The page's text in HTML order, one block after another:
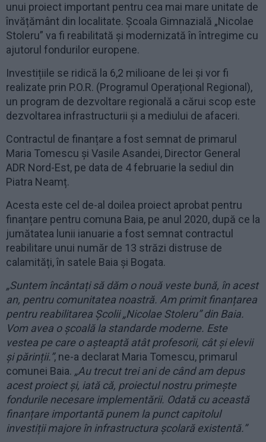
unui proiect important pentru cea mai mare unitate de
învățământ din localitate. Școala Gimnazială „Nicolae
Stoleru” va fi reabilitată și modernizată în întregime cu
ajutorul fondurilor europene.
Investițiile se ridică la 6,2 milioane de lei și vor fi
realizate prin P.O.R. (Programul Operațional Regional),
un program de dezvoltare regională a cărui scop este
dezvoltarea infrastructurii și a mediului de afaceri.
Contractul de finanțare a fost semnat de primarul
Maria Tomescu și Vasile Asandei, Director General
ADR Nord-Est, pe data de 4 februarie la sediul din
Piatra Neamț.
Acesta este cel de-al doilea proiect aprobat pentru
finanțare pentru comuna Baia, pe anul 2020, după ce la
jumătatea lunii ianuarie a fost semnat contractul
reabilitare unui număr de 13 străzi distruse de
calamități, în satele Baia și Bogata.
„Suntem încântați să dăm o nouă veste bună, în acest
an, pentru comunitatea noastră. Am primit finanțarea
pentru reabilitarea Școlii „Nicolae Stoleru” din Baia.
Vom avea o școală la standarde moderne. Este
vestea pe care o așteaptă atât profesorii, cât și elevii
și părinții.”, ne-a declarat Maria Tomescu, primarul
comunei Baia. „Au trecut trei ani de când am depus
acest proiect și, iată că, proiectul nostru primește
fondurile necesare implementării. Odată cu această
finanțare importantă punem la punct capitolul
investiții majore în infrastructura școlară existentă.”